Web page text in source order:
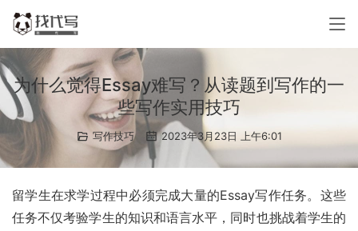
为什么觉得Essay难写？从读题到写作的一
些写作实用技巧
写作技巧 2023年3月23日 上午6:01
留学生在求学过程中必须完成大量的Essay写作任务。这些
任务不仅考验学生的知识和语言水平，同时也挑战着学生的